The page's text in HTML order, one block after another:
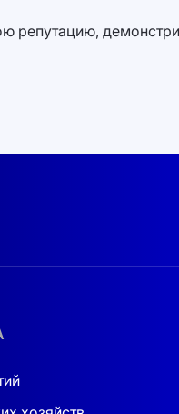
репутацию,